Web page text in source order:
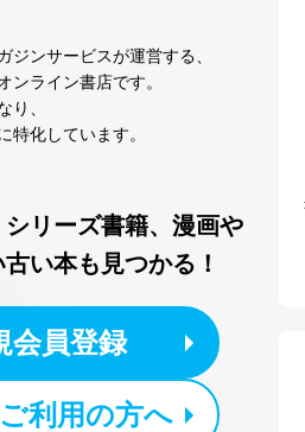
個人データを取り扱う機器等のオペ
個人データを取り扱う機器等にセキ
としています。
報システムの使用に伴う漏洩等の防止
情報保護マネジメントシステムの継続
は、内部監査及びマネジメントレビュ
び相談受付け窓口
の個人情報及び当社の個人情報保護マ
、かつ迅速に対応させていただきます。
ジンサービスが運営する、
ンライン書店です。
り、
特化しています。
リーズ書籍、漫画や
い本も見つかる！
会員登録
利用の方へ